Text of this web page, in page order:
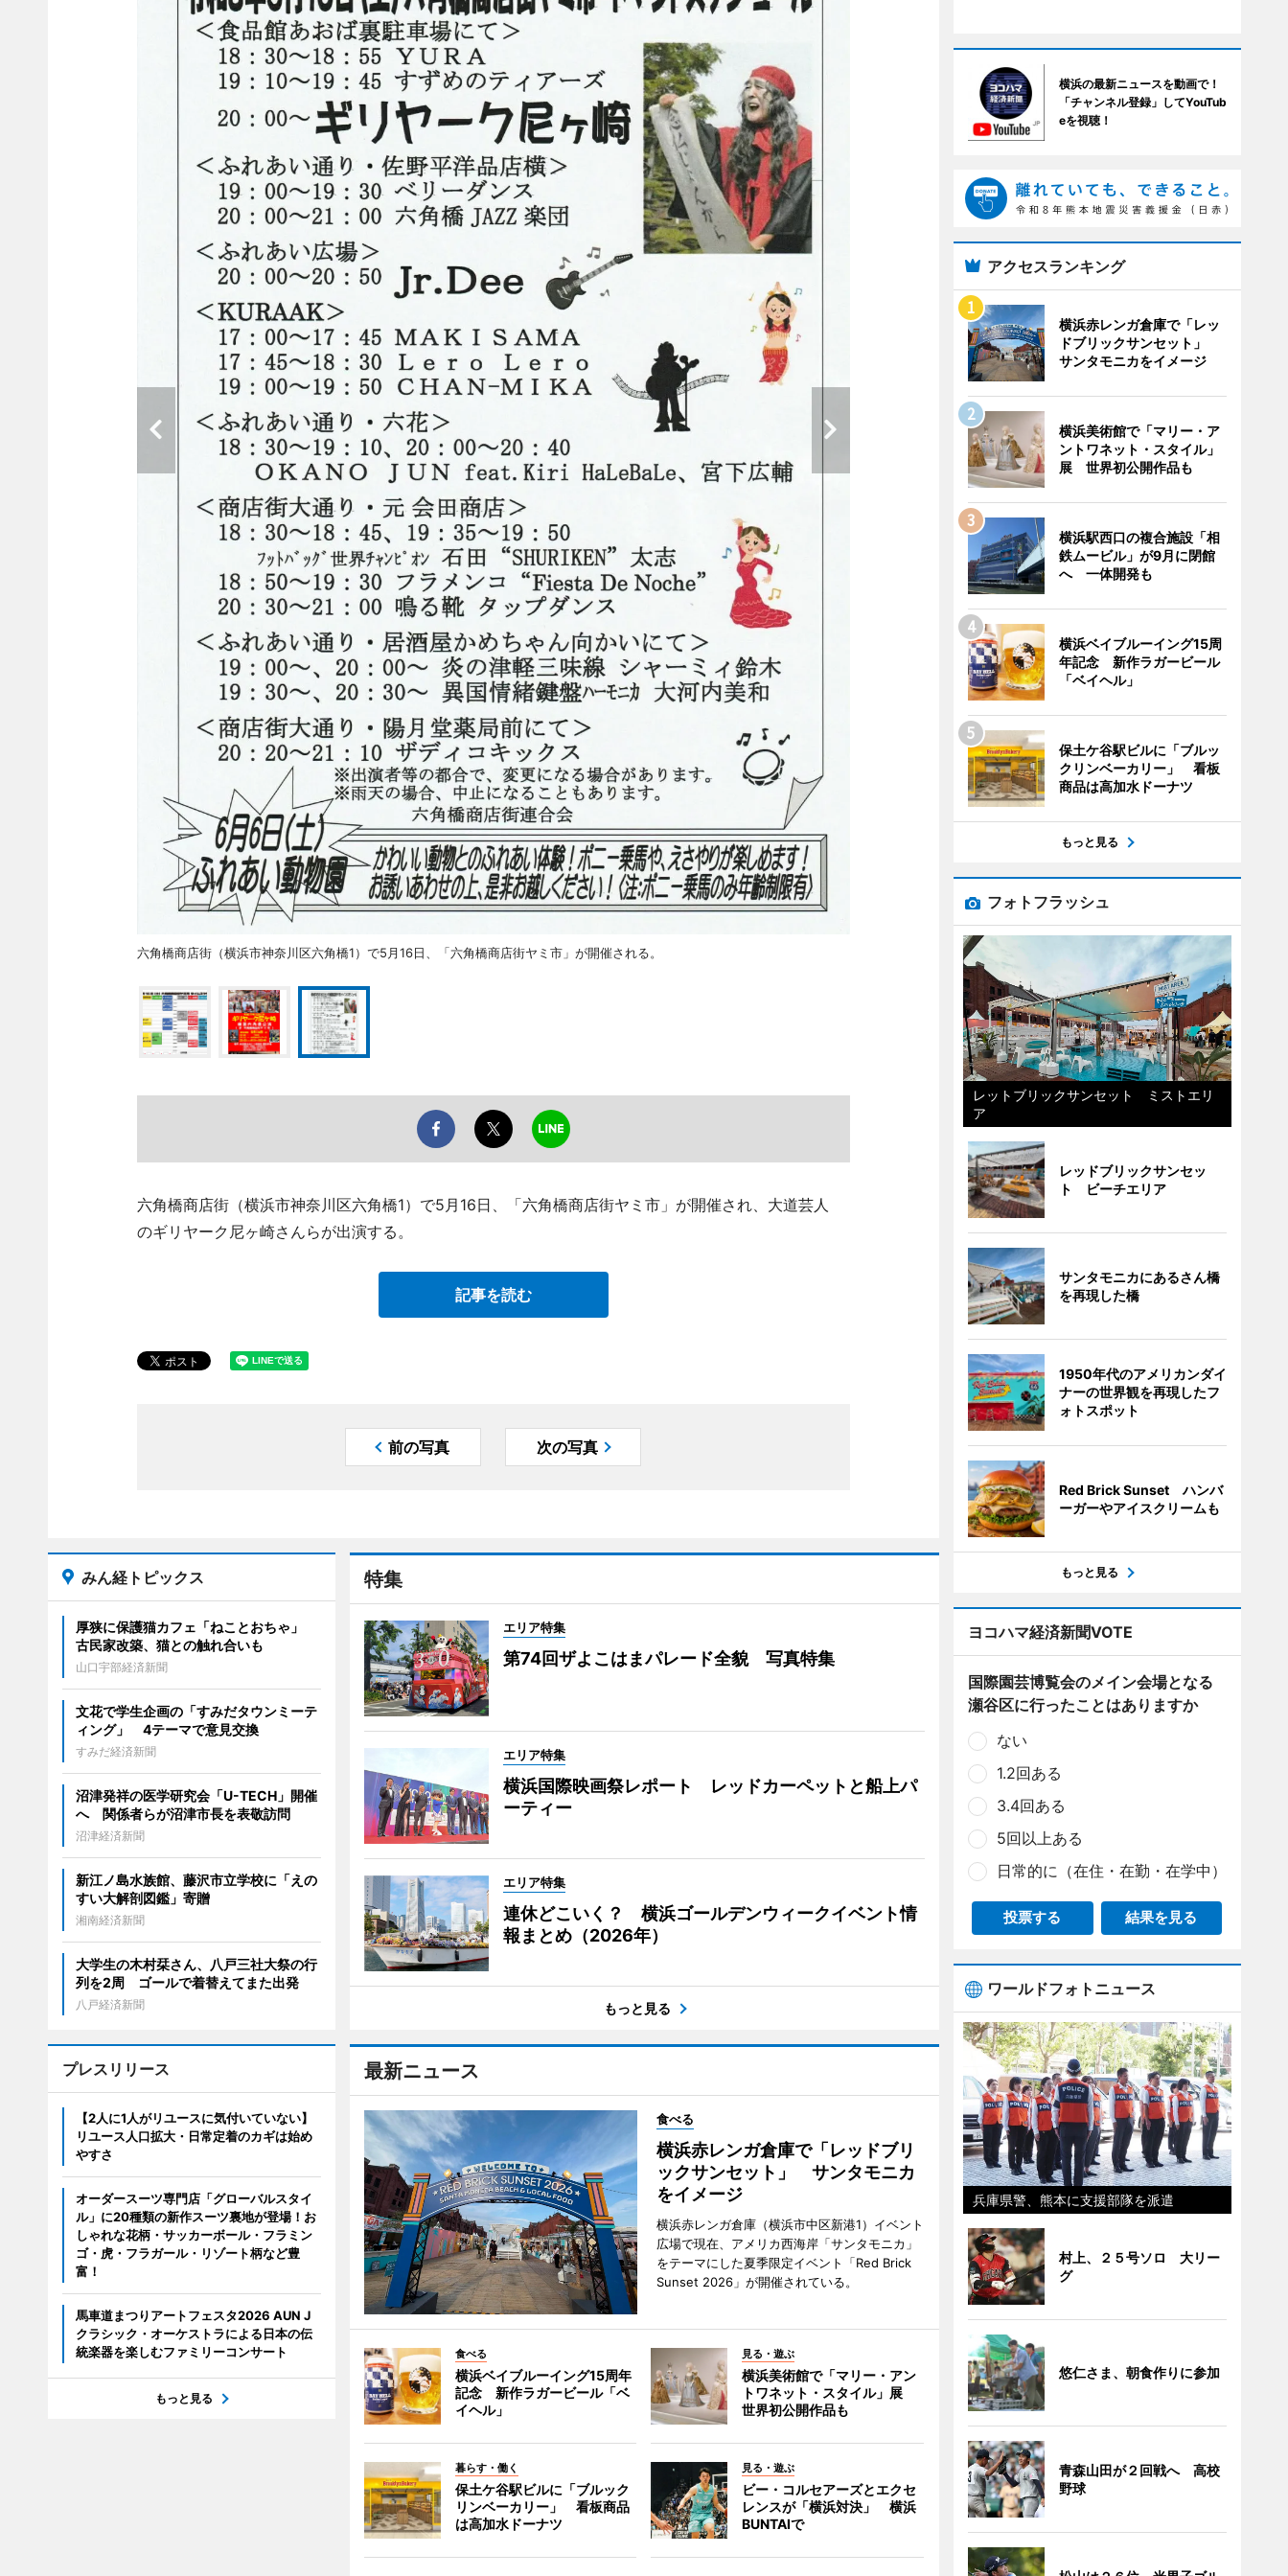
六角橋商店街（横浜市神奈川区六角橋1）で5月16日、「六角橋商店街ヤミ市」が開催される。
六角橋商店街（横浜市神奈川区六角橋1）で5月16日、「六角橋商店街ヤミ市」が開催され、大道芸人
のギリヤーク尼ヶ崎さんらが出演する。
記事を読む
前の写真 次の写真
特集
エリア特集
第74回ザよこはまパレード全貌 写真特集
エリア特集
横浜国際映画祭レポート レッドカーペットと船上パ
ーティー
エリア特集
連休どこいく？ 横浜ゴールデンウィークイベント情
報まとめ（2026年）
もっと見る
最新ニュース
食べる
横浜赤レンガ倉庫で「レッドブリ
ックサンセット」 サンタモニカ
をイメージ
横浜赤レンガ倉庫（横浜市中区新港1）イベント
広場で現在、アメリカ西海岸「サンタモニカ」
をテーマにした夏季限定イベント「Red Brick
Sunset 2026」が開催されている。
食べる
横浜ベイブルーイング15周年
記念 新作ラガービール「ベ
イヘル」
見る・遊ぶ
横浜美術館で「マリー・アン
トワネット・スタイル」展
世界初公開作品も
暮らす・働く
保土ケ谷駅ビルに「ブルック
リンベーカリー」 看板商品
は高加水ドーナツ
見る・遊ぶ
ビー・コルセアーズとエクセ
レンスが「横浜対決」 横浜
BUNTAIで
みん経トピックス
厚狭に保護猫カフェ「ねことおちゃ」
古民家改築、猫との触れ合いも
山口宇部経済新聞
文花で学生企画の「すみだタウンミーテ
ィング」 4テーマで意見交換
すみだ経済新聞
沼津発祥の医学研究会「U-TECH」開催
へ 関係者らが沼津市長を表敬訪問
沼津経済新聞
新江ノ島水族館、藤沢市立学校に「えの
すい大解剖図鑑」寄贈
湘南経済新聞
大学生の木村栞さん、八戸三社大祭の行
列を2周 ゴールで着替えてまた出発
八戸経済新聞
プレスリリース
【2人に1人がリユースに気付いていない】
リユース人口拡大・日常定着のカギは始め
やすさ
オーダースーツ専門店「グローバルスタイ
ル」に20種類の新作スーツ裏地が登場！お
しゃれな花柄・サッカーボール・フラミン
ゴ・虎・フラガール・リゾート柄など豊
富！
馬車道まつりアートフェスタ2026 AUN J
クラシック・オーケストラによる日本の伝
統楽器を楽しむファミリーコンサート
もっと見る
横浜の最新ニュースを動画で！
「チャンネル登録」してYouTub
eを視聴！
アクセスランキング
横浜赤レンガ倉庫で「レッ
ドブリックサンセット」
サンタモニカをイメージ
横浜美術館で「マリー・ア
ントワネット・スタイル」
展 世界初公開作品も
横浜駅西口の複合施設「相
鉄ムービル」が9月に閉館
へ 一体開発も
横浜ベイブルーイング15周
年記念 新作ラガービール
「ベイヘル」
保土ケ谷駅ビルに「ブルッ
クリンベーカリー」 看板
商品は高加水ドーナツ
もっと見る
フォトフラッシュ
レットブリックサンセット ミストエリ
ア
レッドブリックサンセッ
ト ビーチエリア
サンタモニカにあるさん橋
を再現した橋
1950年代のアメリカンダイ
ナーの世界観を再現したフ
ォトスポット
Red Brick Sunset ハンバ
ーガーやアイスクリームも
もっと見る
ヨコハマ経済新聞VOTE
国際園芸博覧会のメイン会場となる
瀬谷区に行ったことはありますか
ない
1.2回ある
3.4回ある
5回以上ある
日常的に（在住・在勤・在学中）
投票する 結果を見る
ワールドフォトニュース
兵庫県警、熊本に支援部隊を派遣
村上、２５号ソロ 大リー
グ
悠仁さま、朝食作りに参加
青森山田が２回戦へ 高校
野球